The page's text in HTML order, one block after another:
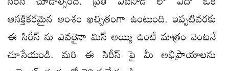
ఆసక్తికరమైన అంశం ఖచ్చితంగా ఉంటుంది. ఇప్పటివరకు
ఈ సిరీస్ ను ఎవరైనా మిస్ అయ్యి ఉంటే మాత్రం వెంటనే
చూసేయండి. మరి ఈ సిరీస్ పై మీ అభిప్రాయాలను